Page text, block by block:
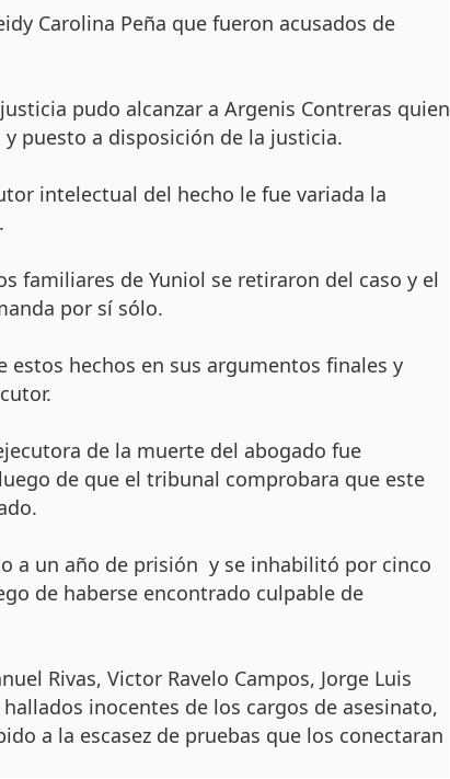
Carolina Peña que fueron acusados de
pudo alcanzar a Argenis Contreras quien
puesto a disposición de la justicia.
intelectual del hecho le fue variada la
familiares de Yuniol se retiraron del caso y el
por sí sólo.
hechos en sus argumentos finales y
de la muerte del abogado fue
de que el tribunal comprobara que este
a un año de prisión y se inhabilitó por cinco
de haberse encontrado culpable de
Rivas, Victor Ravelo Campos, Jorge Luis
inocentes de los cargos de asesinato,
a la escasez de pruebas que los conectaran